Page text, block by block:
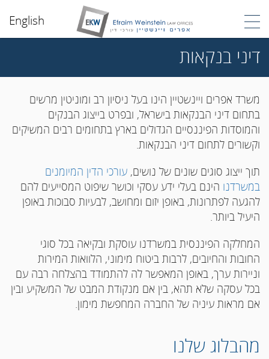
English
דיני בנקאות
משרד אפרים ויינשטיין הינו בעל ניסיון רב ומוניטין מרשים
בתחום דיני הבנקאות בישראל, ובפרט בייצוג הבנקים
והמוסדות הפיננסיים הגדולים בארץ בתחומים רבים המשיקים
וקשורים לתחום דיני הבנקאות.
תוך ייצוג סוגים שונים של נושים, עורכי הדין המיומנים
במשרדנו הינם בעלי ידע עסקי וכושר שיפוט המסייעים להם
להגעה לפתרונות, באופן יזום ומחושב, לבעיות סבוכות באופן
היעיל ביותר.
המחלקה הפיננסית במשרדנו עוסקת ובקיאה בכל סוגי
החובות והחיובים, לרבות ביטוח מימוני, הלוואות המירות
וניירות ערך, באופן המאפשר לה להתמודד בהצלחה רבה עם
בכל עסקה שלא תהא, בין אם מנקודת המבט של המשקיע ובין
אם מראות עיניה של החברה המחפשת מימון.
מהבלוג שלנו